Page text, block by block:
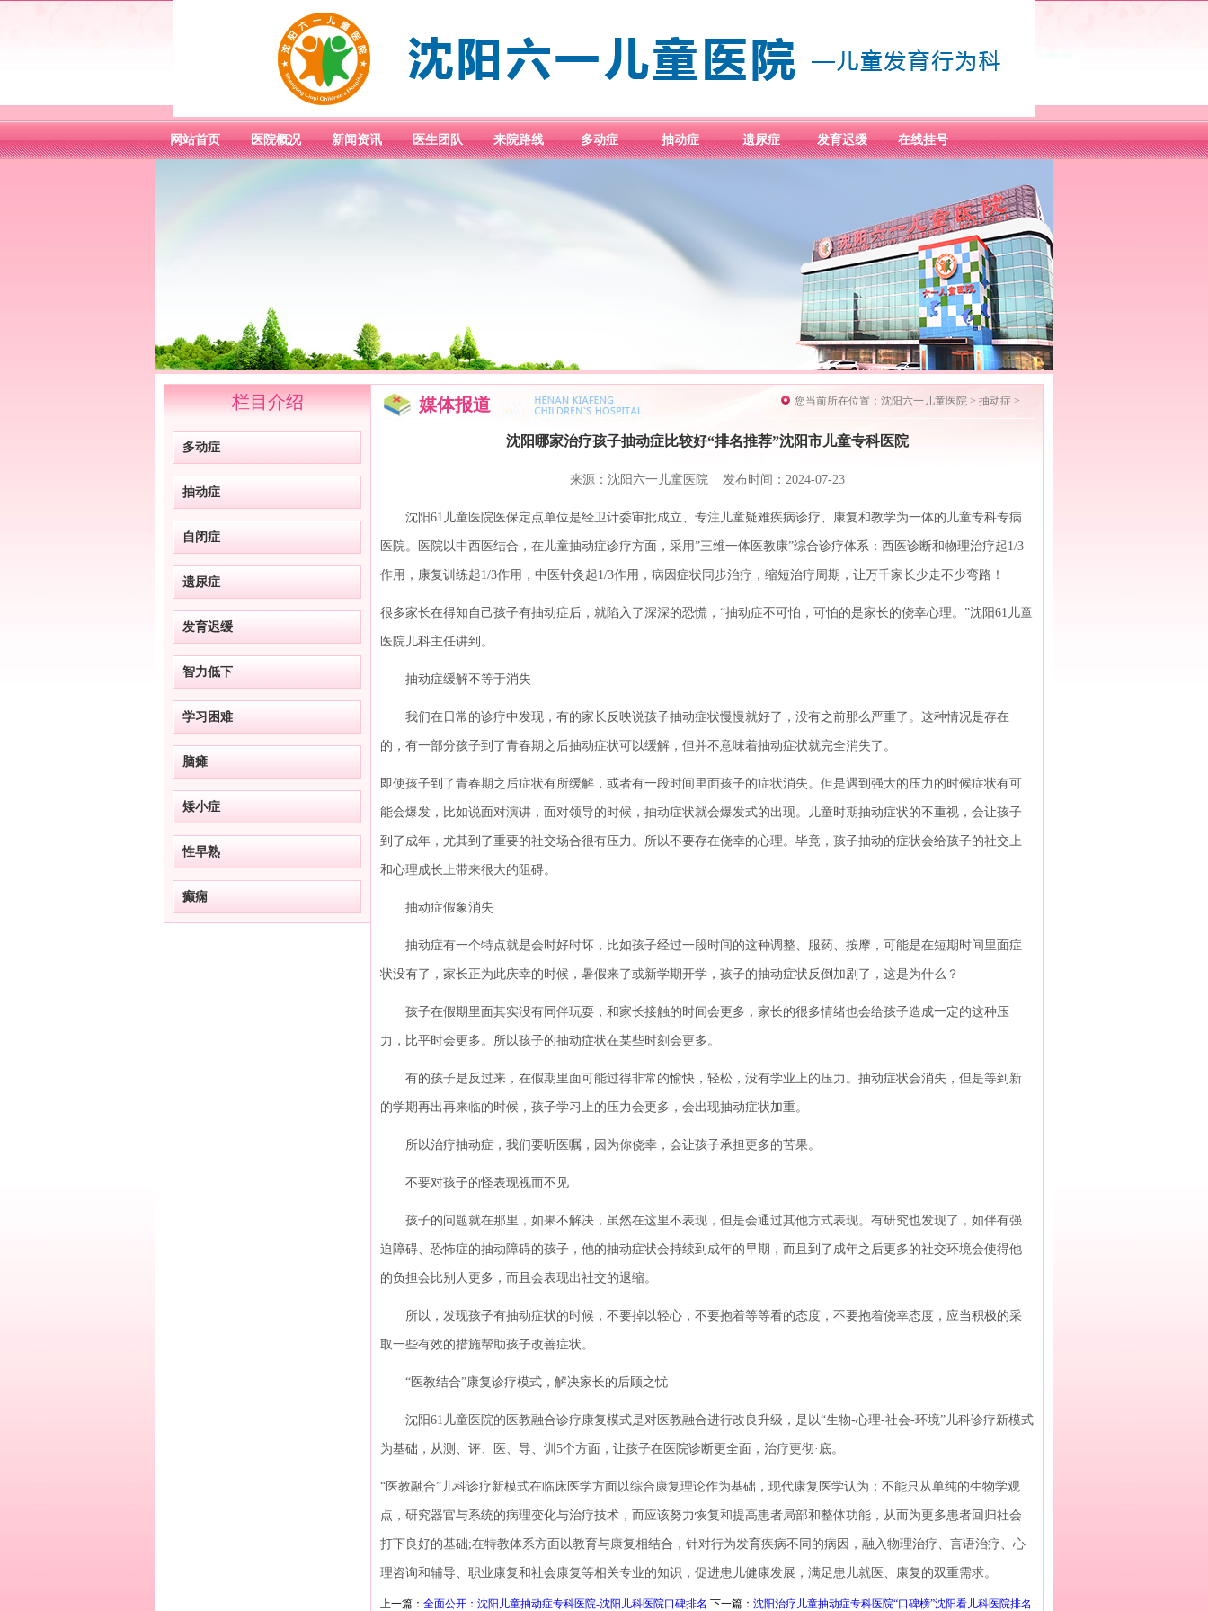
网站首页 医院概况 新闻资讯 医生团队 来院路线 多动症 抽动症 遗尿症 发育迟缓 在线挂号
栏目介绍
多动症
抽动症
自闭症
遗尿症
发育迟缓
智力低下
学习困难
脑瘫
矮小症
性早熟
癫痫
媒体报道 您当前所在位置： 沈阳六一儿童医院 > 抽动症 >
沈阳哪家治疗孩子抽动症比较好“排名推荐”沈阳市儿童专科医院
来源：沈阳六一儿童医院 发布时间：2024-07-23
沈阳61儿童医院医保定点单位是经卫计委审批成立、专注儿童疑难疾病诊疗、康复和教学为一体的儿童专科专病
医院。医院以中西医结合，在儿童抽动症诊疗方面，采用”三维一体医教康”综合诊疗体系：西医诊断和物理治疗起1/3
作用，康复训练起1/3作用，中医针灸起1/3作用，病因症状同步治疗，缩短治疗周期，让万千家长少走不少弯路！
很多家长在得知自己孩子有抽动症后，就陷入了深深的恐慌，“抽动症不可怕，可怕的是家长的侥幸心理。”沈阳61儿童
医院儿科主任讲到。
抽动症缓解不等于消失
我们在日常的诊疗中发现，有的家长反映说孩子抽动症状慢慢就好了，没有之前那么严重了。这种情况是存在
的，有一部分孩子到了青春期之后抽动症状可以缓解，但并不意味着抽动症状就完全消失了。
即使孩子到了青春期之后症状有所缓解，或者有一段时间里面孩子的症状消失。但是遇到强大的压力的时候症状有可
能会爆发，比如说面对演讲，面对领导的时候，抽动症状就会爆发式的出现。儿童时期抽动症状的不重视，会让孩子
到了成年，尤其到了重要的社交场合很有压力。所以不要存在侥幸的心理。毕竟，孩子抽动的症状会给孩子的社交上
和心理成长上带来很大的阻碍。
抽动症假象消失
抽动症有一个特点就是会时好时坏，比如孩子经过一段时间的这种调整、服药、按摩，可能是在短期时间里面症
状没有了，家长正为此庆幸的时候，暑假来了或新学期开学，孩子的抽动症状反倒加剧了，这是为什么？
孩子在假期里面其实没有同伴玩耍，和家长接触的时间会更多，家长的很多情绪也会给孩子造成一定的这种压
力，比平时会更多。所以孩子的抽动症状在某些时刻会更多。
有的孩子是反过来，在假期里面可能过得非常的愉快，轻松，没有学业上的压力。抽动症状会消失，但是等到新
的学期再出再来临的时候，孩子学习上的压力会更多，会出现抽动症状加重。
所以治疗抽动症，我们要听医嘱，因为你侥幸，会让孩子承担更多的苦果。
不要对孩子的怪表现视而不见
孩子的问题就在那里，如果不解决，虽然在这里不表现，但是会通过其他方式表现。有研究也发现了，如伴有强
迫障碍、恐怖症的抽动障碍的孩子，他的抽动症状会持续到成年的早期，而且到了成年之后更多的社交环境会使得他
的负担会比别人更多，而且会表现出社交的退缩。
所以，发现孩子有抽动症状的时候，不要掉以轻心，不要抱着等等看的态度，不要抱着侥幸态度，应当积极的采
取一些有效的措施帮助孩子改善症状。
“医教结合”康复诊疗模式，解决家长的后顾之忧
沈阳61儿童医院的医教融合诊疗康复模式是对医教融合进行改良升级，是以“生物-心理-社会-环境”儿科诊疗新模式
为基础，从测、评、医、导、训5个方面，让孩子在医院诊断更全面，治疗更彻·底。
“医教融合”儿科诊疗新模式在临床医学方面以综合康复理论作为基础，现代康复医学认为：不能只从单纯的生物学观
点，研究器官与系统的病理变化与治疗技术，而应该努力恢复和提高患者局部和整体功能，从而为更多患者回归社会
打下良好的基础;在特教体系方面以教育与康复相结合，针对行为发育疾病不同的病因，融入物理治疗、言语治疗、心
理咨询和辅导、职业康复和社会康复等相关专业的知识，促进患儿健康发展，满足患儿就医、康复的双重需求。
上一篇： 全面公开：沈阳儿童抽动症专科医院-沈阳儿科医院口碑排名 下一篇： 沈阳治疗儿童抽动症专科医院“口碑榜”沈阳看儿科医院排名